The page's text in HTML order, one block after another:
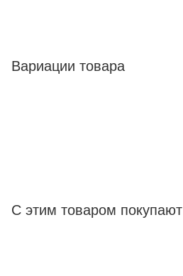
Вариации товара
С этим товаром покупают